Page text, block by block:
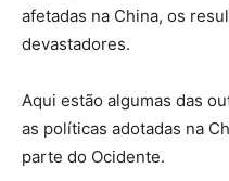
afetadas na China, os
devastadores.
Aqui estão algumas das
as políticas adotadas na
parte do Ocidente.